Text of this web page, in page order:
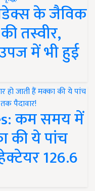
के जैविक
तस्वीर,
में भी हुई
कम समय में
की ये पांच
126.6